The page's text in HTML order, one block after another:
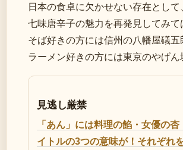
日本の食卓に欠かせない存在として、
七味唐辛子の魅力を再発見してみ
そば好きの方には信州の八幡屋礒
ラーメン好きの方には東京のやげん
見逃し厳禁
「あん」には料理の餡・女優の杏
イトルの3つの意味が！それぞれ